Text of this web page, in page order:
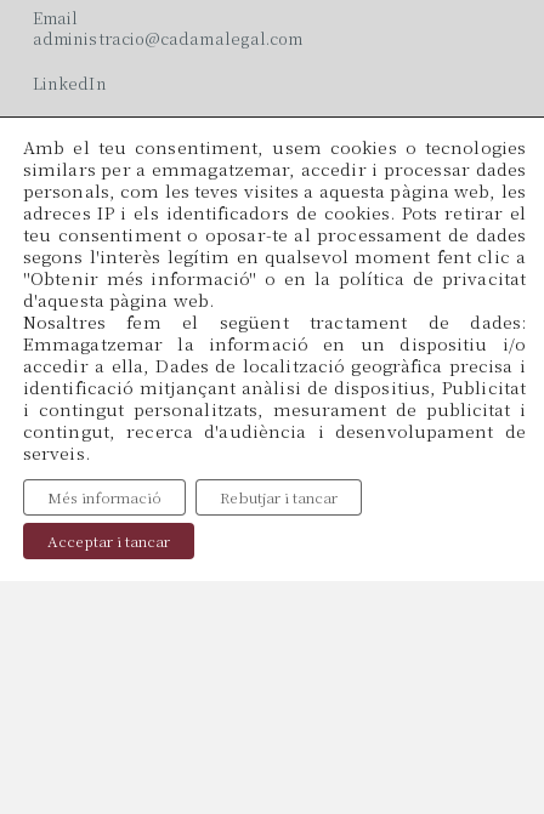
Email
administracio@cadamalegal.com
LinkedIn
Oficines
C/ París, 209, 2on 2ª
08008 Barcelona
Idiomes
CAT
ES
EN
Menu
Inici
Sobre Nosaltres
Publicacions
Amb el teu consentiment, usem cookies o tecnologies
similars per a emmagatzemar, accedir i processar dades
personals, com les teves visites a aquesta pàgina web, les
adreces IP i els identificadors de cookies. Pots retirar el
teu consentiment o oposar-te al processament de dades
segons l'interès legítim en qualsevol moment fent clic a
''Obtenir més informació'' o en la política de privacitat
d'aquesta pàgina web.
Nosaltres fem el següent tractament de dades:
Emmagatzemar la informació en un dispositiu i/o
accedir a ella, Dades de localització geogràfica precisa i
identificació mitjançant anàlisi de dispositius, Publicitat
i contingut personalitzats, mesurament de publicitat i
contingut, recerca d'audiència i desenvolupament de
serveis.
Acceptar i tancar
Rebutjar i tancar
Més informació